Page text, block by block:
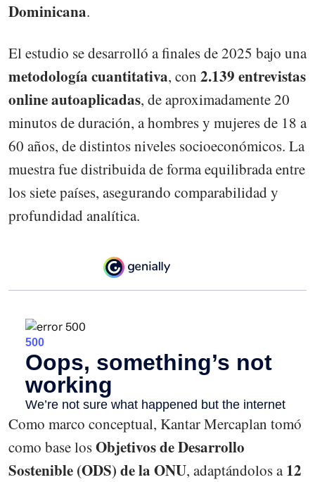
Dominicana.
El estudio se desarrolló a finales de 2025 bajo una
metodología cuantitativa, con 2.139 entrevistas
online autoaplicadas, de aproximadamente 20
minutos de duración, a hombres y mujeres de 18 a
60 años, de distintos niveles socioeconómicos. La
muestra fue distribuida de forma equilibrada entre
los siete países, asegurando comparabilidad y
profundidad analítica.
Como marco conceptual, Kantar Mercaplan tomó
como base losObjetivos de Desarrollo
Sostenible (ODS) de la ONU, adaptándolos a12